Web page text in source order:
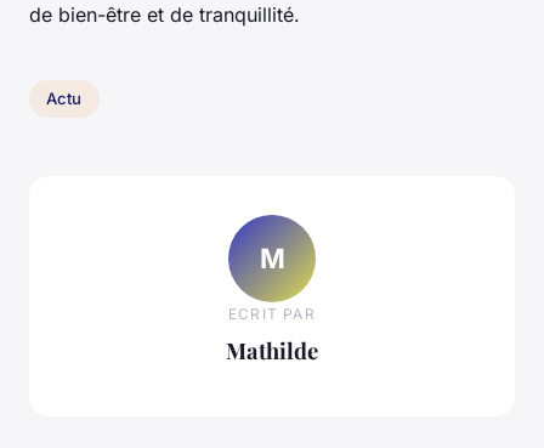
de bien-être et de tranquillité.
Actu
M
ECRIT PAR
Mathilde